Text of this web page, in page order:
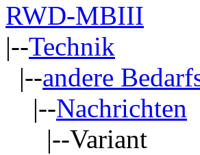
RWD-MBIII
|--Technik
|--andere
|--Nachrichten
|--Variant